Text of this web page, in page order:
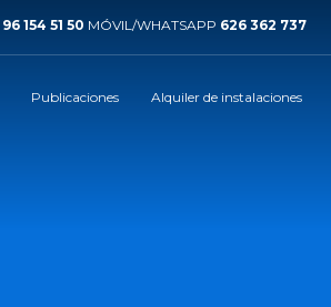
96 154 51 50 MÓVIL/WHATSAPP 626 362 737
Publicaciones Alquiler de instalaciones